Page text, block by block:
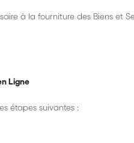
à la fourniture des Biens et
Ligne
étapes suivantes :